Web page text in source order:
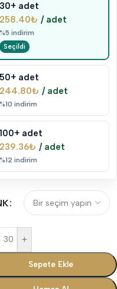
30+ adet
258.40₺ / adet
%5 indirim
50+ adet
244.80₺ / adet
%10 indirim
100+ adet
239.36₺ / adet
%12 indirim
+
Sepete Ekle